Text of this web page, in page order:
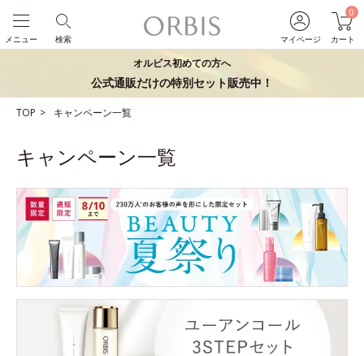
マイページ
0
カート
検索
メニュー
オルビス初めての方へ
公式通販だけの特別セット販売中！
TOP キャンペーン一覧
キャンペーン一覧